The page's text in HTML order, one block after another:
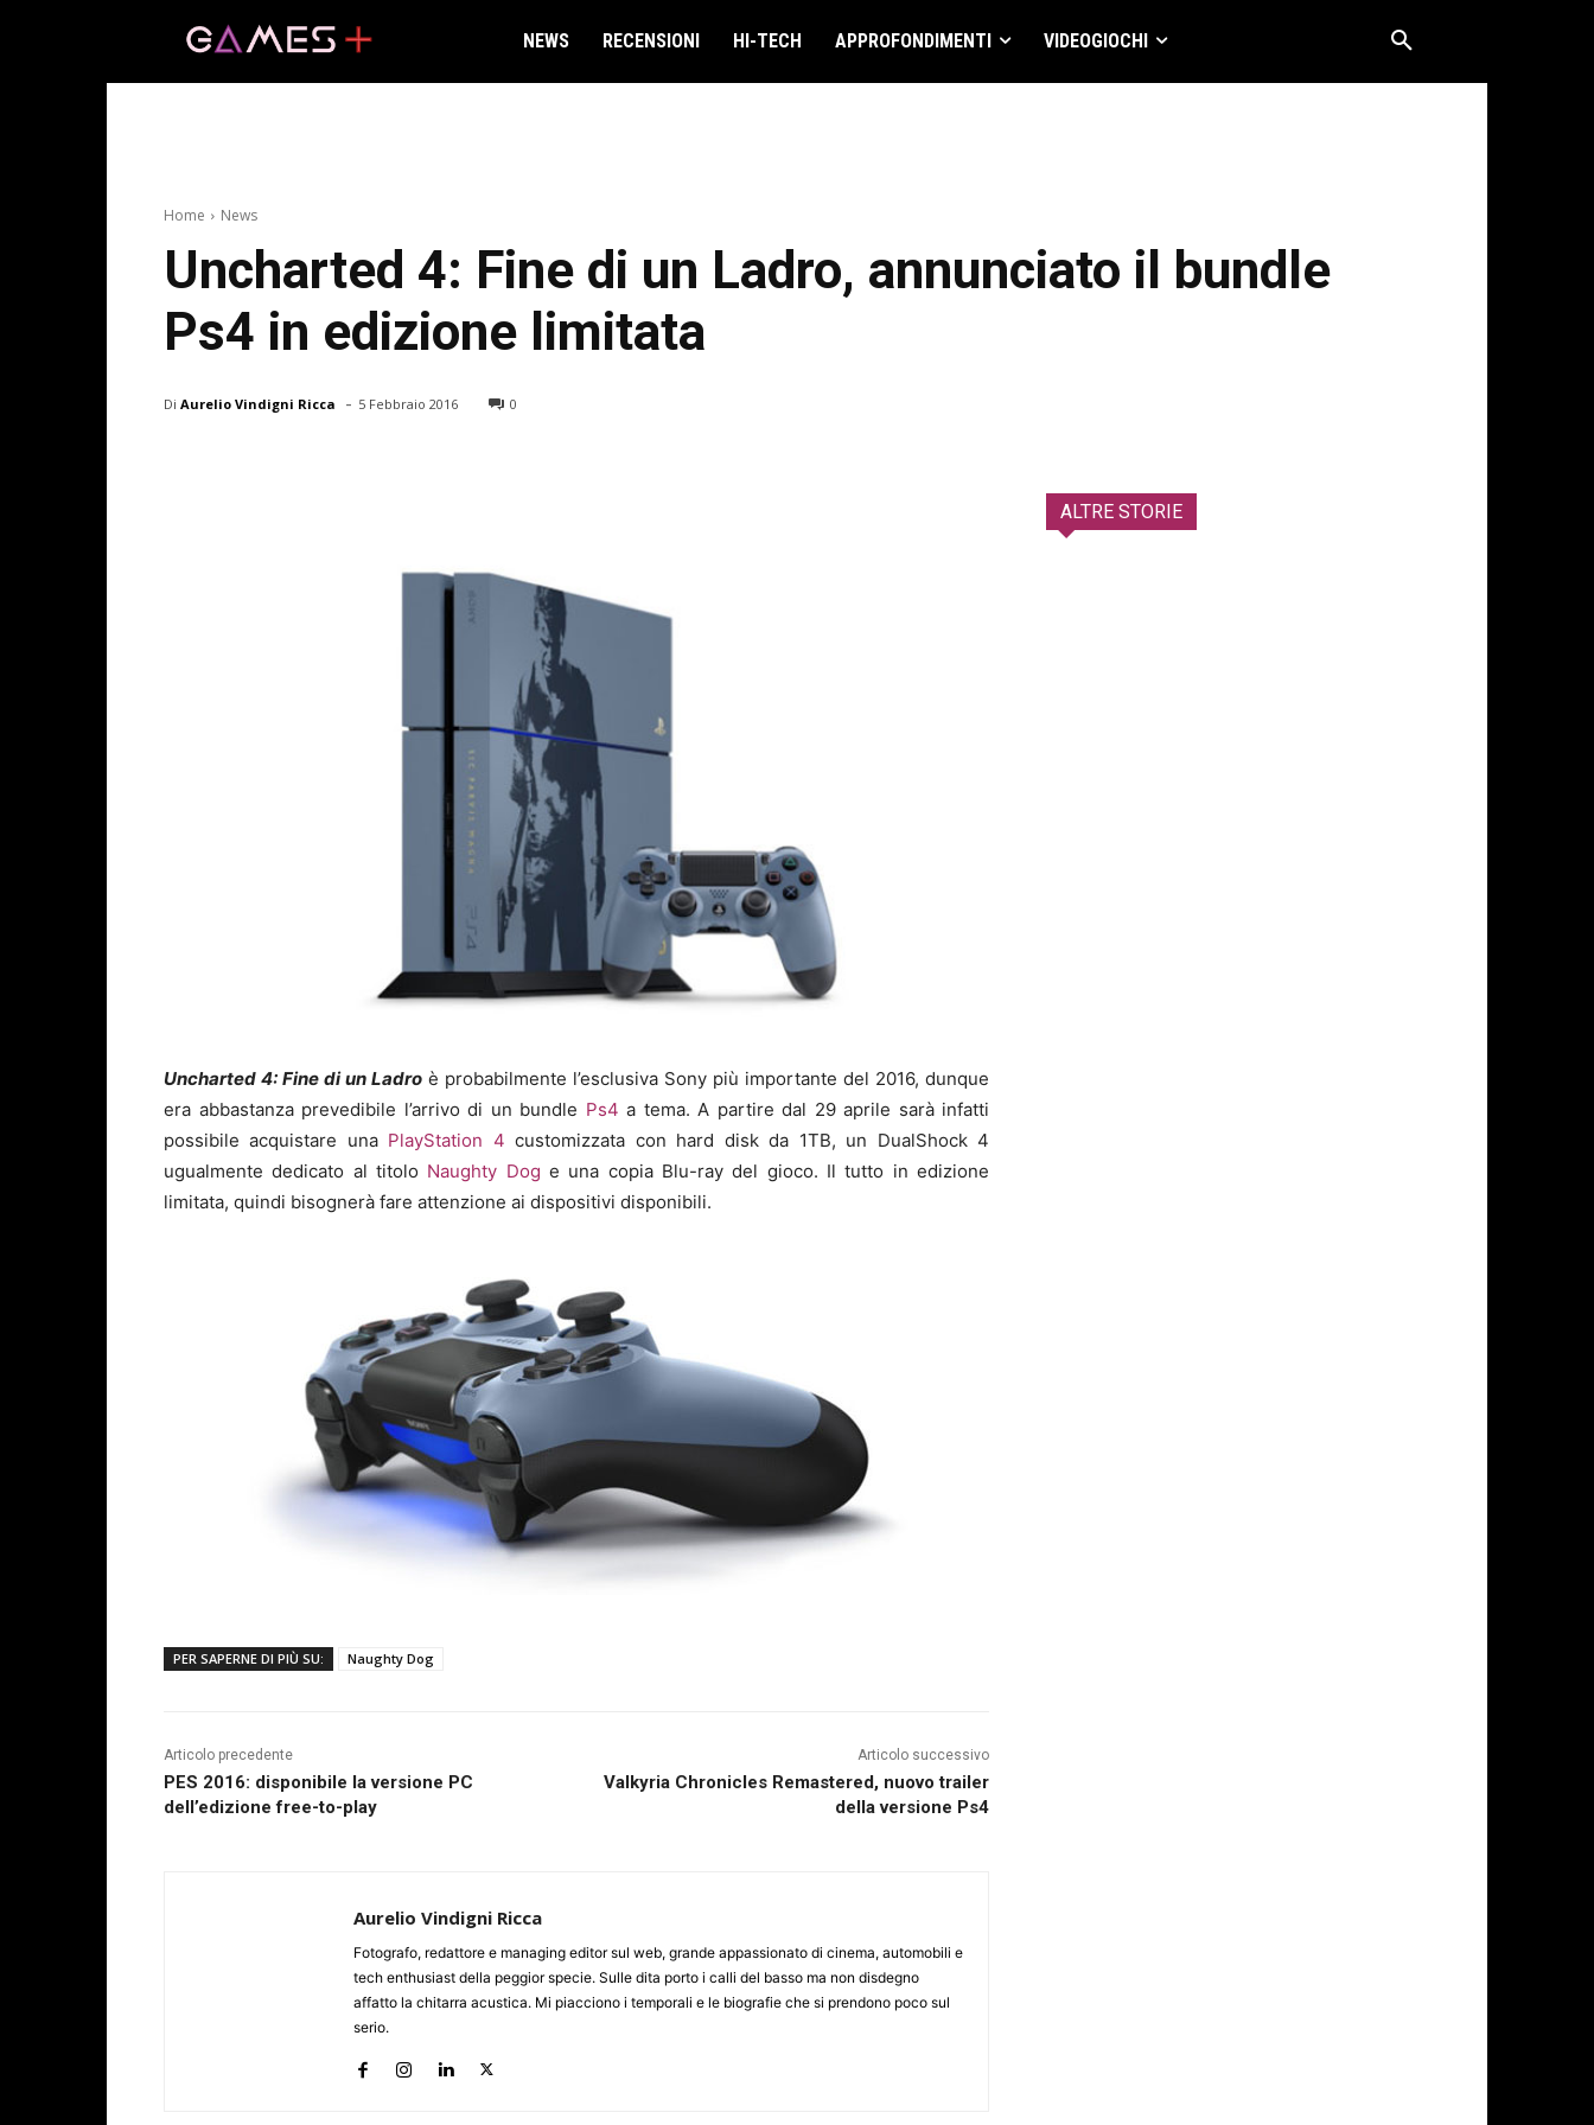
NEWS RECENSIONI HI-TECH APPROFONDIMENTI VIDEOGIOCHI
Home News
Uncharted 4: Fine di un Ladro, annunciato il bundle
Ps4 in edizione limitata
Di Aurelio Vindigni Ricca - 5 Febbraio 2016 0
Uncharted 4: Fine di un Ladro è probabilmente l’esclusiva Sony più importante del 2016, dunque
era abbastanza prevedibile l’arrivo di un bundle Ps4 a tema. A partire dal 29 aprile sarà infatti
possibile acquistare una PlayStation 4 customizzata con hard disk da 1TB, un DualShock 4
ugualmente dedicato al titolo Naughty Dog e una copia Blu-ray del gioco. Il tutto in edizione
limitata, quindi bisognerà fare attenzione ai dispositivi disponibili.
PER SAPERNE DI PIÙ SU: Naughty Dog
Articolo precedente
PES 2016: disponibile la versione PC
dell’edizione free-to-play
Articolo successivo
Valkyria Chronicles Remastered, nuovo trailer
della versione Ps4
Aurelio Vindigni Ricca
Fotografo, redattore e managing editor sul web, grande appassionato di cinema, automobili e
tech enthusiast della peggior specie. Sulle dita porto i calli del basso ma non disdegno
affatto la chitarra acustica. Mi piacciono i temporali e le biografie che si prendono poco sul
serio.
ALTRE STORIE